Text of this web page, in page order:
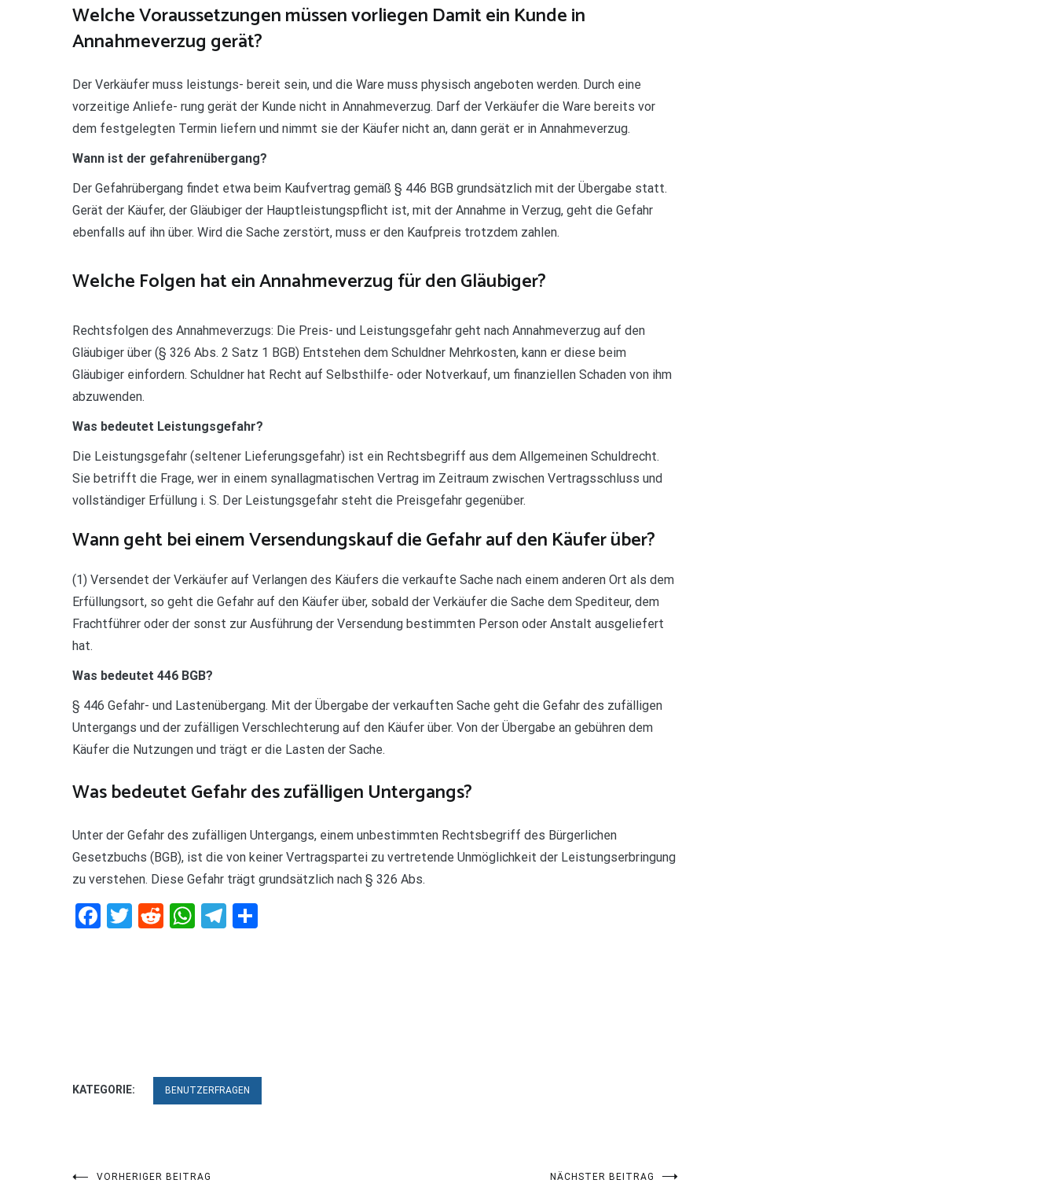
Welche Voraussetzungen müssen vorliegen Damit ein Kunde in
Annahmeverzug gerät?
Der Verkäufer muss leistungs- bereit sein, und die Ware muss physisch angeboten werden. Durch eine
vorzeitige Anliefe- rung gerät der Kunde nicht in Annahmeverzug. Darf der Verkäufer die Ware bereits vor
dem festgelegten Termin liefern und nimmt sie der Käufer nicht an, dann gerät er in Annahmeverzug.
Wann ist der gefahrenübergang?
Der Gefahrübergang findet etwa beim Kaufvertrag gemäß § 446 BGB grundsätzlich mit der Übergabe statt.
Gerät der Käufer, der Gläubiger der Hauptleistungspflicht ist, mit der Annahme in Verzug, geht die Gefahr
ebenfalls auf ihn über. Wird die Sache zerstört, muss er den Kaufpreis trotzdem zahlen.
Welche Folgen hat ein Annahmeverzug für den Gläubiger?
Rechtsfolgen des Annahmeverzugs: Die Preis- und Leistungsgefahr geht nach Annahmeverzug auf den
Gläubiger über (§ 326 Abs. 2 Satz 1 BGB) Entstehen dem Schuldner Mehrkosten, kann er diese beim
Gläubiger einfordern. Schuldner hat Recht auf Selbsthilfe- oder Notverkauf, um finanziellen Schaden von ihm
abzuwenden.
Was bedeutet Leistungsgefahr?
Die Leistungsgefahr (seltener Lieferungsgefahr) ist ein Rechtsbegriff aus dem Allgemeinen Schuldrecht.
Sie betrifft die Frage, wer in einem synallagmatischen Vertrag im Zeitraum zwischen Vertragsschluss und
vollständiger Erfüllung i. S. Der Leistungsgefahr steht die Preisgefahr gegenüber.
Wann geht bei einem Versendungskauf die Gefahr auf den Käufer über?
(1) Versendet der Verkäufer auf Verlangen des Käufers die verkaufte Sache nach einem anderen Ort als dem
Erfüllungsort, so geht die Gefahr auf den Käufer über, sobald der Verkäufer die Sache dem Spediteur, dem
Frachtführer oder der sonst zur Ausführung der Versendung bestimmten Person oder Anstalt ausgeliefert
hat.
Was bedeutet 446 BGB?
§ 446 Gefahr- und Lastenübergang. Mit der Übergabe der verkauften Sache geht die Gefahr des zufälligen
Untergangs und der zufälligen Verschlechterung auf den Käufer über. Von der Übergabe an gebühren dem
Käufer die Nutzungen und trägt er die Lasten der Sache.
Was bedeutet Gefahr des zufälligen Untergangs?
Unter der Gefahr des zufälligen Untergangs, einem unbestimmten Rechtsbegriff des Bürgerlichen
Gesetzbuchs (BGB), ist die von keiner Vertragspartei zu vertretende Unmöglichkeit der Leistungserbringung
zu verstehen. Diese Gefahr trägt grundsätzlich nach § 326 Abs.
Facebook
Twitter
RedditWhatsApp
Telegram
KATEGORIE: BENUTZERFRAGEN
VORHERIGER BEITRAG NÄCHSTER BEITRAG